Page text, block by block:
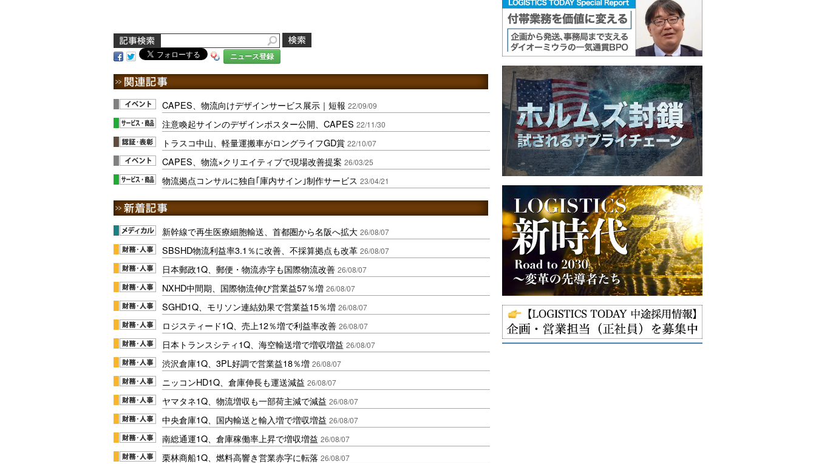
ニュース登録
CAPES、物流向けデザインサービス展示｜短報 22/09/09
注意喚起サインのデザインポスター公開、CAPES 22/11/30
トラスコ中山、軽量運搬車がロングライフGD賞 22/10/07
CAPES、物流×クリエイティブで現場改善提案 26/03/25
物流拠点コンサルに独自｢庫内サイン｣制作サービス 23/04/21
新幹線で再生医療細胞輸送、首都圏から名阪へ拡大 26/08/07
SBSHD物流利益率3.1％に改善、不採算拠点も改革 26/08/07
日本郵政1Q、郵便・物流赤字も国際物流改善 26/08/07
NXHD中間期、国際物流伸び営業益57％増 26/08/07
SGHD1Q、モリソン連結効果で営業益15％増 26/08/07
ロジスティード1Q、売上12％増で利益率改善 26/08/07
日本トランスシティ1Q、海空輸送増で増収増益 26/08/07
渋沢倉庫1Q、3PL好調で営業益18％増 26/08/07
ニッコンHD1Q、倉庫伸長も運送減益 26/08/07
ヤマタネ1Q、物流増収も一部荷主減で減益 26/08/07
中央倉庫1Q、国内輸送と輸入増で増収増益 26/08/07
南総通運1Q、倉庫稼働率上昇で増収増益 26/08/07
栗林商船1Q、燃料高響き営業赤字に転落 26/08/07